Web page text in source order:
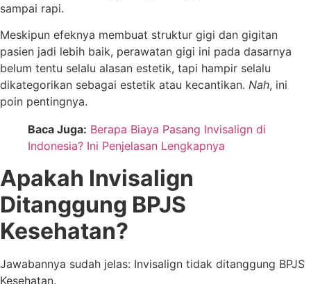
sampai rapi.
Meskipun efeknya membuat struktur gigi dan gigitan
pasien jadi lebih baik, perawatan gigi ini pada dasarnya
belum tentu selalu alasan estetik, tapi hampir selalu
dikategorikan sebagai estetik atau kecantikan. Nah, ini
poin pentingnya.
Baca Juga: Berapa Biaya Pasang Invisalign di
Indonesia? Ini Penjelasan Lengkapnya
Apakah Invisalign
Ditanggung BPJS
Kesehatan?
Jawabannya sudah jelas: Invisalign tidak ditanggung BPJS
Kesehatan.